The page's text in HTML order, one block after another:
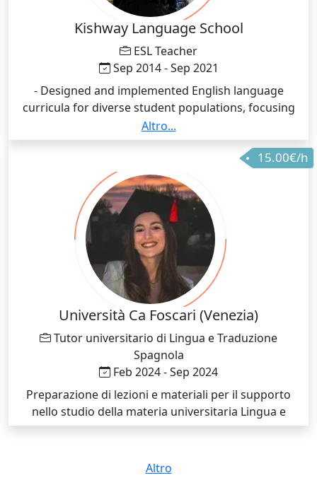
Kishway Language School
ESL Teacher
Sep 2014 - Sep 2021
- Designed and implemented English language
curricula for diverse student populations, focusing
on grammar, vocabulary, speaking, listening, reading,
and writing skills. - Employed various teaching
methodologies, including communicative language
teaching, task-based learning, and differentiated
instruction, to meet the individual needs of students.
- Utilized technology and multimedia resources to
enhance lesson delivery and engage students in
interactive learning experiences. - Conducted
formative and summative assessments to monitor
student progress and adjust instructional strategies
accordingly. - Collaborated with colleagues and
school administration to support student learning
and maintain a positive learning environment. - Used
digital platforms (e.g., Zoom, Google Meet) for online
instruction.
Altro...
15.00€/h
Università Ca Foscari (Venezia)
Tutor universitario di Lingua e Traduzione
Spagnola
Feb 2024 - Sep 2024
Preparazione di lezioni e materiali per il supporto
nello studio della materia universitaria Lingua e
Traduzione Spagnola 1
Altro